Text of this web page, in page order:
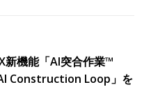
新機能「AI突合作業™︎
Construction Loop」を